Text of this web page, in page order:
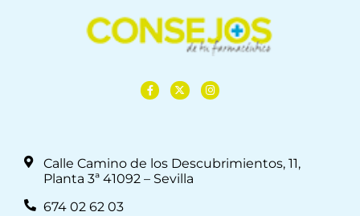
Calle Camino de los Descubrimientos, 11,
Planta 3ª 41092 – Sevilla
674 02 62 03